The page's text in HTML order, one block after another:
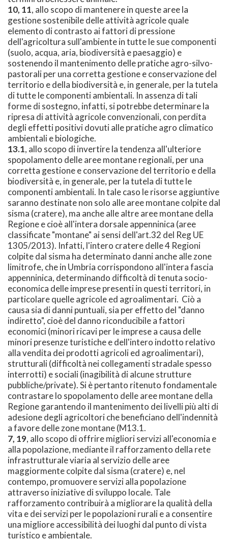
10, 11, allo scopo di mantenere in queste aree la
gestione sostenibile delle attività agricole quale
elemento di contrasto ai fattori di pressione
dell'agricoltura sull'ambiente in tutte le sue componenti
(suolo, acqua, aria, biodiversità e paesaggio) e
sostenendo il mantenimento delle pratiche agro-silvo-
pastorali per una corretta gestione e conservazione del
territorio e della biodiversità e, in generale, per la tutela
di tutte le componenti ambientali. In assenza di tali
forme di sostegno, infatti, si potrebbe determinare la
ripresa di attività agricole convenzionali, con perdita
degli effetti positivi dovuti alle pratiche agro climatico
ambientali e biologiche.
13.1, allo scopo di invertire la tendenza all'ulteriore
spopolamento delle aree montane regionali, per una
corretta gestione e conservazione del territorio e della
biodiversità e, in generale, per la tutela di tutte le
componenti ambientali. In tale caso le risorse aggiuntive
saranno destinate non solo alle aree montane colpite dal
sisma (cratere), ma anche alle altre aree montane della
Regione e cioè all'intera dorsale appenninica (aree
classificate "montane" ai sensi dell'art.32 del Reg UE
1305/2013). Infatti, l'intero cratere delle 4 Regioni
colpite dal sisma ha determinato danni anche alle zone
limitrofe, che in Umbria corrispondono all'intera fascia
appenninica, determinando difficoltà di tenuta socio-
economica delle imprese presenti in questi territori, in
particolare quelle agricole ed agroalimentari. Ciò a
causa sia di danni puntuali, sia per effetto del "danno
indiretto", cioè del danno riconducibile a fattori
economici (minori ricavi per le imprese a causa delle
minori presenze turistiche e dell'intero indotto relativo
alla vendita dei prodotti agricoli ed agroalimentari),
strutturali (difficoltà nei collegamenti stradale spesso
interrotti) e sociali (inagibilità di alcune strutture
pubbliche/private). Si è pertanto ritenuto fondamentale
contrastare lo spopolamento delle aree montane della
Regione garantendo il mantenimento dei livelli più alti di
adesione degli agricoltori che beneficiano dell'indennità
a favore delle zone montane (M13.1.
7, 19, allo scopo di offrire migliori servizi all'economia e
alla popolazione, mediante il rafforzamento della rete
infrastrutturale viaria al servizio delle aree
maggiormente colpite dal sisma (cratere) e, nel
contempo, promuovere servizi alla popolazione
attraverso iniziative di sviluppo locale. Tale
rafforzamento contribuirà a migliorare la qualità della
vita e dei servizi per le popolazioni rurali e a consentire
una migliore accessibilità dei luoghi dal punto di vista
turistico e ambientale.